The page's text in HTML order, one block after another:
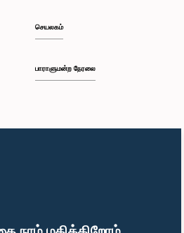
செயலகம்
பாராளுமன்ற நேரலை